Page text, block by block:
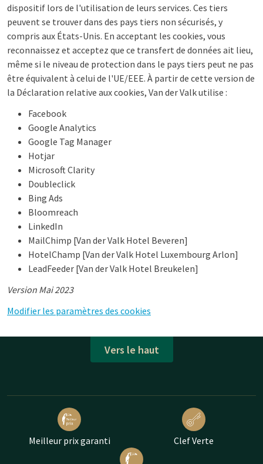
dispositif lors de l'utilisation de leurs services. Ces tiers
peuvent se trouver dans des pays tiers non sécurisés, y
compris aux États-Unis. En acceptant les cookies, vous
reconnaissez et acceptez que ce transfert de données ait lieu,
même si le niveau de protection dans le pays tiers peut ne pas
être équivalent à celui de l'UE/EEE. À partir de cette version de
la Déclaration relative aux cookies, Van der Valk utilise :
Facebook
Google Analytics
Google Tag Manager
Hotjar
Microsoft Clarity
Doubleclick
Bing Ads
Bloomreach
LinkedIn
MailChimp [Van der Valk Hotel Beveren]
HotelChamp [Van der Valk Hotel Luxembourg Arlon]
LeadFeeder [Van der Valk Hotel Breukelen]
Version Mai 2023
Modifier les paramètres des cookies
Vers le haut
Meilleur prix garanti Clef Verte